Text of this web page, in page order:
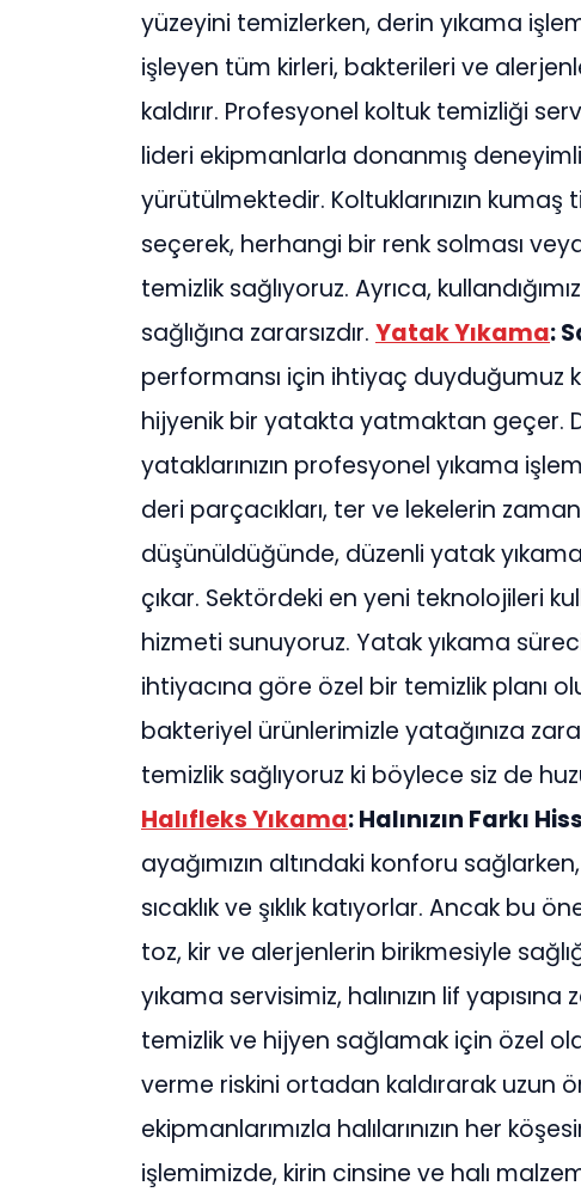
yüzeyini temizlerken, derin yıkama
işleyen tüm kirleri, bakterileri ve
kaldırır. Profesyonel koltuk temizliği
lideri ekipmanlarla donanmış
yürütülmektedir. Koltuklarınızın
seçerek, herhangi bir renk solması
temizlik sağlıyoruz. Ayrıca,
sağlığına zararsızdır. Yatak Yıkama:
performansı için ihtiyaç duyduğumuz
hijyenik bir yatakta yatmaktan geçer.
yataklarınızın profesyonel yıkama
deri parçacıkları, ter ve lekelerin
düşünüldüğünde, düzenli yatak
çıkar. Sektördeki en yeni teknolojileri
hizmeti sunuyoruz. Yatak yıkama
ihtiyacına göre özel bir temizlik planı
bakteriyel ürünlerimizle yatağınıza
temizlik sağlıyoruz ki böylece siz de
Halıfleks Yıkama: Halınızın Farkı
ayağımızın altındaki konforu
sıcaklık ve şıklık katıyorlar. Ancak bu
toz, kir ve alerjenlerin birikmesiyle
yıkama servisimiz, halınızın lif
temizlik ve hijyen sağlamak için özel
verme riskini ortadan kaldırarak uzun
ekipmanlarımızla halılarınızın her
işlemimizde, kirin cinsine ve halı